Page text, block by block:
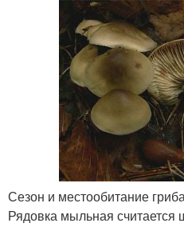
Сезон и местообитание
Рядовка мыльная